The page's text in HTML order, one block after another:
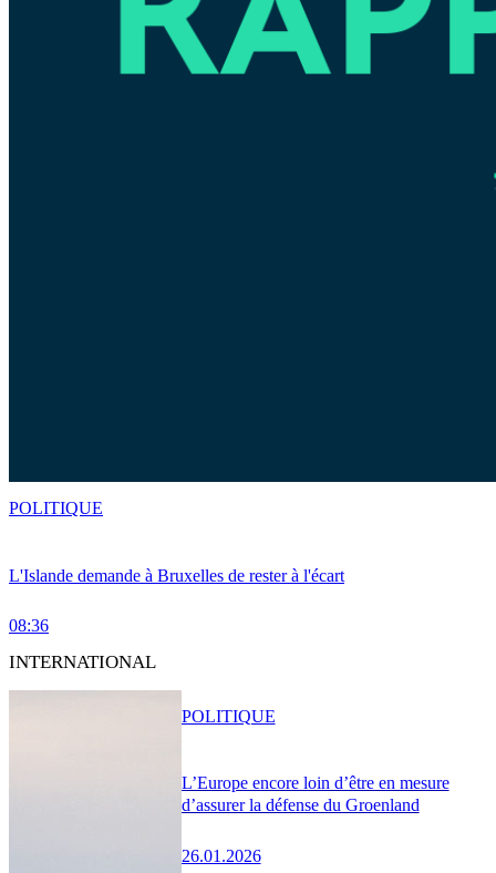
L'Islande demande à Bruxelles de rester à l'écart
08:36
POLITIQUE
INTERNATIONAL
L’Europe encore loin d’être en mesure
d’assurer la défense du Groenland
26.01.2026
POLITIQUE